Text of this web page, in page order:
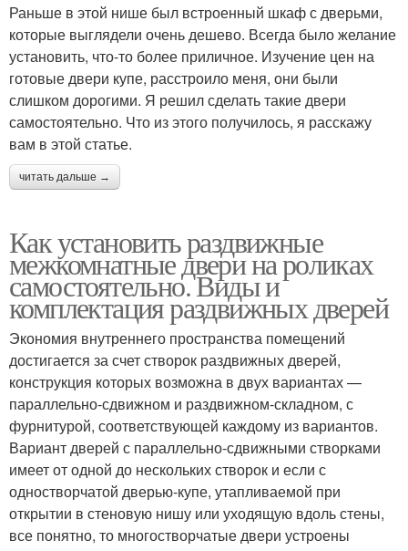
Раньше в этой нише был встроенный шкаф с дверьми,
которые выглядели очень дешево. Всегда было желание
установить, что-то более приличное. Изучение цен на
готовые двери купе, расстроило меня, они были
слишком дорогими. Я решил сделать такие двери
самостоятельно. Что из этого получилось, я расскажу
вам в этой статье.
читать дальше →
Как установить раздвижные
межкомнатные двери на роликах
самостоятельно. Виды и
комплектация раздвижных дверей
Экономия внутреннего пространства помещений
достигается за счет створок раздвижных дверей,
конструкция которых возможна в двух вариантах —
параллельно-сдвижном и раздвижном-складном, с
фурнитурой, соответствующей каждому из вариантов.
Вариант дверей с параллельно-сдвижными створками
имеет от одной до нескольких створок и если с
одностворчатой дверью-купе, утапливаемой при
открытии в стеновую нишу или уходящую вдоль стены,
все понятно, то многостворчатые двери устроены